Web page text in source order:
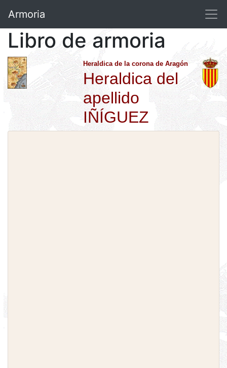
Armoria
Libro de armoria
Heraldica de la corona de Aragón
Heraldica del
apellido
IÑÍGUEZ